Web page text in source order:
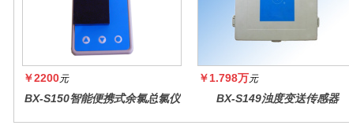
￥2200元
BX-S150智能便携式余氯总氯仪
￥1.798万元
BX-S149浊度变送传感器